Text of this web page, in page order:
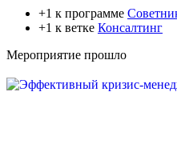
+1 к программе
+1 к ветке Консалтинг
Мероприятие прошло